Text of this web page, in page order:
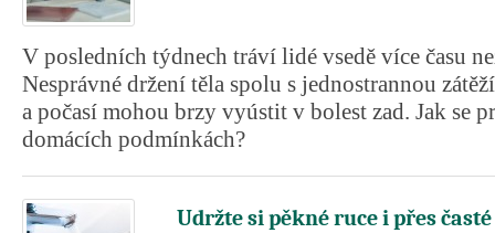
V posledních týdnech tráví lidé vsedě více času
Nesprávné držení těla spolu s jednostrannou
a počasí mohou brzy vyústit v bolest zad. Jak se
domácích podmínkách?
Udržte si pěkné ruce i přes